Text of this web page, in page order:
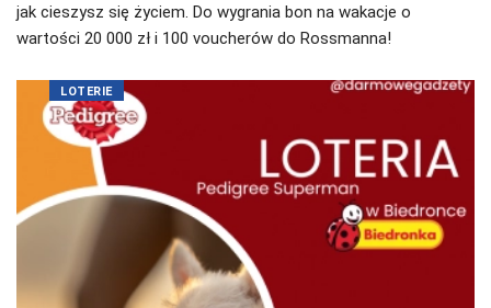
jak cieszysz się życiem. Do wygrania bon na wakacje o
wartości 20 000 zł i 100 voucherów do Rossmanna!
LOTERIE